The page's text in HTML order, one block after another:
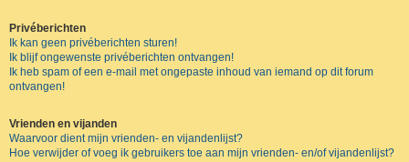
Privéberichten
Ik kan geen privéberichten sturen!
Ik blijf ongewenste privéberichten ontvangen!
Ik heb spam of een e-mail met ongepaste inhoud van iemand op dit forum
ontvangen!
Vrienden en vijanden
Waarvoor dient mijn vrienden- en vijandenlijst?
Hoe verwijder of voeg ik gebruikers toe aan mijn vrienden- en/of vijandenlijst?